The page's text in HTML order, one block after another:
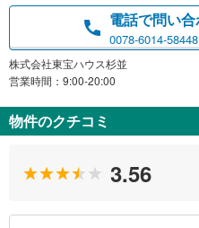
電話で問い
0078-6014-58448
株式会社東宝ハウス杉並
営業時間：9:00-20:00
物件のクチコミ
3.56